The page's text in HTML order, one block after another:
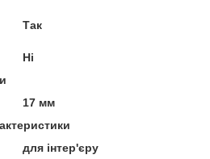
Так
Ні
17 мм
для інтер'єру